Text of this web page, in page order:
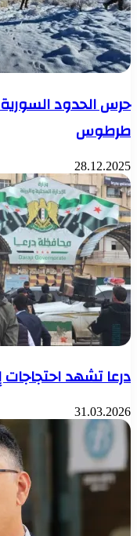
طرطوس
28.12.2025
درعا تشهد احتجاجات
31.03.2026